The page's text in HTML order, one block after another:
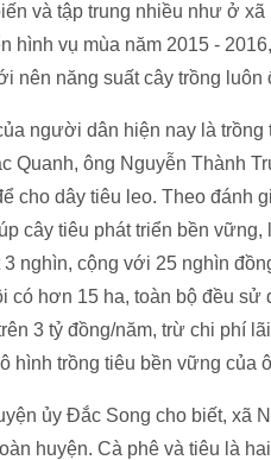
và tập trung nhiều như ở
hình vụ mùa năm 2015 -
nên năng suất cây trồng luôn
người dân hiện nay là
Quanh, ông Nguyễn Thành
cho dây tiêu leo. Theo đánh
cây tiêu phát triển bền
nghìn, cộng với 25 nghìn
có hơn 15 ha, toàn bộ đều
3 tỷ đồng/năm, trừ chi phí
hình trồng tiêu bền vững của
ủy Đắc Song cho biết, xã
huyện. Cà phê và tiêu là